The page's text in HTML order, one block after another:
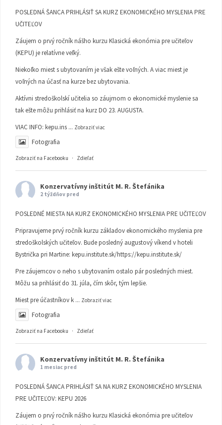
POSLEDNÁ ŠANCA PRIHLÁSIŤ SA KURZ EKONOMICKÉHO MYSLENIA PRE
UČITEĽOV
Záujem o prvý ročník nášho kurzu Klasická ekonómia pre učiteľov
(KEPU) je relatívne veľký.
Niekoľko miest s ubytovaním je však ešte voľných. A viac miest je
voľných na účasť na kurze bez ubytovania.
Aktívni stredoškolskí učitelia so záujmom o ekonomické myslenie sa
tak ešte môžu prihlásiť na kurz DO 23. AUGUSTA.
VIAC INFO: kepu.ins ... Zobraziť viac
Fotografia
Zobraziť na Facebooku · Zdieľať
Konzervatívny inštitút M. R. Štefánika
2 týždňov pred
POSLEDNÉ MIESTA NA KURZ EKONOMICKÉHO MYSLENIA PRE UČITEĽOV
Pripravujeme prvý ročník kurzu základov ekonomického myslenia pre
stredoškolských učiteľov. Bude posledný augustový víkend v hoteli
Bystrička pri Martine: kepu.institute.sk/https://kepu.institute.sk/
Pre záujemcov o neho s ubytovaním ostalo pár posledných miest.
Môžu sa prihlásiť do 31. júla, čím skôr, tým lepšie.
Miest pre účastníkov k ... Zobraziť viac
Fotografia
Zobraziť na Facebooku · Zdieľať
Konzervatívny inštitút M. R. Štefánika
1 mesiac pred
POSLEDNÁ ŠANCA PRIHLÁSIŤ SA NA KURZ EKONOMICKÉHO MYSLENIA
PRE UČITEĽOV: KEPU 2026
Záujem o prvý ročník nášho kurzu Klasická ekonómia pre učiteľov